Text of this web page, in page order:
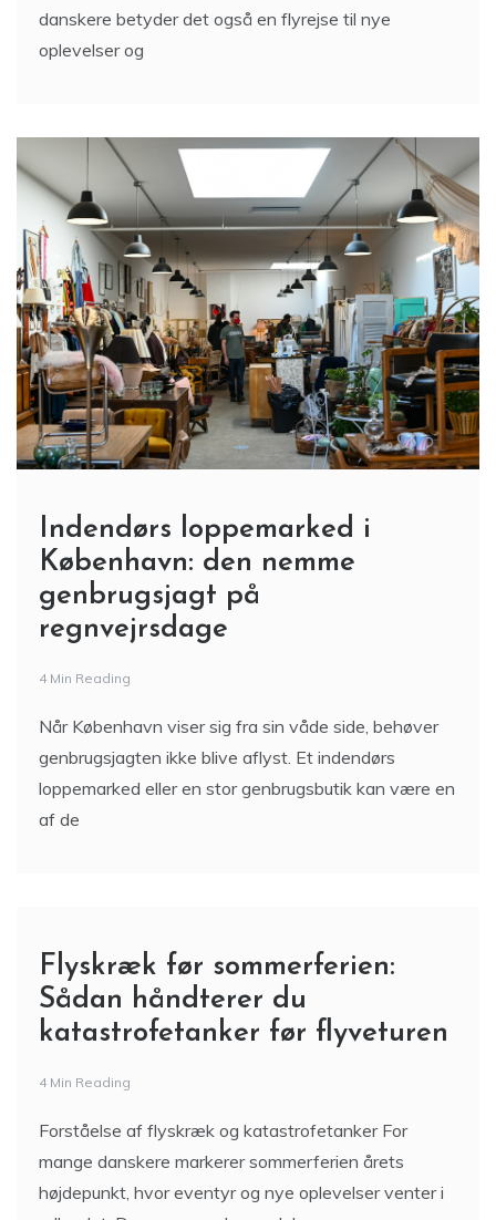
danskere betyder det også en flyrejse til nye
oplevelser og
Indendørs loppemarked i
København: den nemme
genbrugsjagt på
regnvejrsdage
4 Min Reading
Når København viser sig fra sin våde side, behøver
genbrugsjagten ikke blive aflyst. Et indendørs
loppemarked eller en stor genbrugsbutik kan være en
af de
Flyskræk før sommerferien:
Sådan håndterer du
katastrofetanker før flyveturen
4 Min Reading
Forståelse af flyskræk og katastrofetanker For
mange danskere markerer sommerferien årets
højdepunkt, hvor eventyr og nye oplevelser venter i